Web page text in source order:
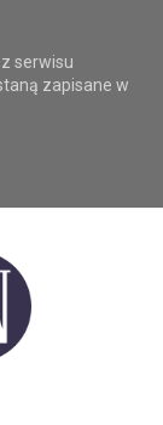
serwisu
zapisane w